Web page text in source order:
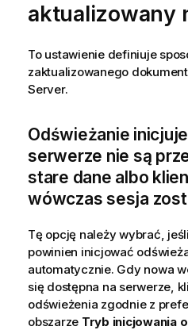
aktualizowany
To ustawienie definiuje
zaktualizowanego
Server.
Odświeżanie
serwerze nie są
stare dane albo
wówczas sesja
Tę opcję należy wybrać,
powinien inicjować
automatycznie. Gdy nowa
się dostępna na serwerze,
odświeżenia zgodnie z
obszarze Tryb inicjowania